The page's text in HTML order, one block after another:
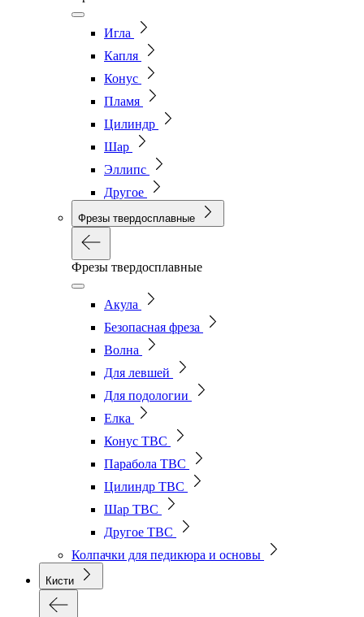
Игла
Капля
Конус
Пламя
Цилиндр
Шар
Эллипс
Другое
Фрезы твердосплавные
Фрезы твердосплавные
Акула
Безопасная фреза
Волна
Для левшей
Для подологии
Елка
Конус ТВС
Парабола ТВС
Цилиндр ТВС
Шар ТВС
Другое ТВС
Колпачки для педикюра и основы
Кисти